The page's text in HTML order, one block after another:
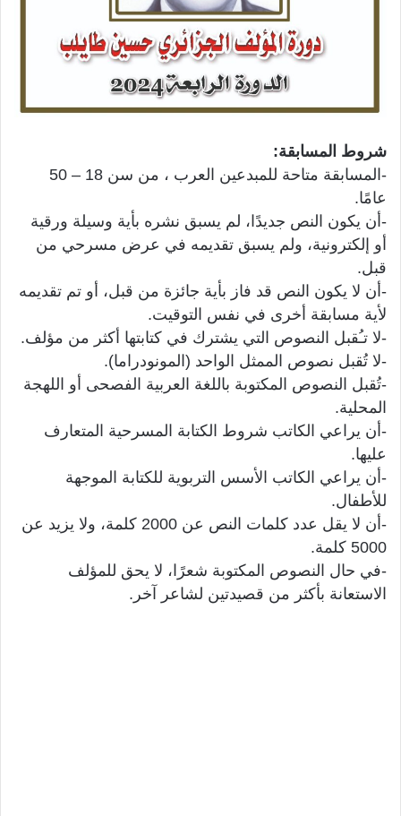
شروط المسابقة:
-المسابقة متاحة للمبدعين العرب ، من سن 18 – 50
عامًا.
-أن يكون النص جديدًا، لم يسبق نشره بأية وسيلة ورقية
أو إلكترونية، ولم يسبق تقديمه في عرض مسرحي من
قبل.
-أن لا يكون النص قد فاز بأية جائزة من قبل، أو تم تقديمه
لأية مسابقة أخرى في نفس التوقيت.
-لا تـُقبل النصوص التي يشترك في كتابتها أكثر من مؤلف.
-لا تُقبل نصوص الممثل الواحد (المونودراما).
-تُقبل النصوص المكتوبة باللغة العربية الفصحى أو اللهجة
المحلية.
-أن يراعي الكاتب شروط الكتابة المسرحية المتعارف
عليها.
-أن يراعي الكاتب الأسس التربوية للكتابة الموجهة
للأطفال.
-أن لا يقل عدد كلمات النص عن 2000 كلمة، ولا يزيد عن
5000 كلمة.
-في حال النصوص المكتوبة شعرًا، لا يحق للمؤلف
الاستعانة بأكثر من قصيدتين لشاعر آخر.